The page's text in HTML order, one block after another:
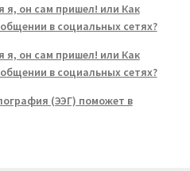
я, он сам пришел! или Как
в социальных сетях?
я, он сам пришел! или Как
в социальных сетях?
(ЭЭГ) поможет в